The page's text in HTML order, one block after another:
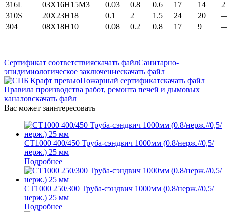
316L 03X16H15M3 0.03 0.8 0.6 17 14
2
310S
20Х23Н18 0.1 2 1.5 24 20
304
08Х18Н10 0.08 0.2 0.8 17 9
Сертификат соответствияскачать файлСанитарно-
эпидимиологическое заключениескачать файл
Пожарный сертификатскачать файл
Правила производства работ, ремонта печей и дымовых
каналовскачать файл
Вас может заинтересовать
СТ1000 400/450 Труба-сэндвич 1000мм (0.8/нерж.//0,5/
нерж.) 25 мм
Подробнее
СТ1000 250/300 Труба-сэндвич 1000мм (0.8/нерж.//0,5/
нерж.) 25 мм
Подробнее